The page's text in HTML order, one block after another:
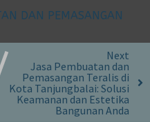
DAN PEMASANGAN
Next
Jasa Pembuatan dan
Pemasangan Teralis di
Kota Tanjungbalai: Solusi
Keamanan dan Estetika
Bangunan Anda